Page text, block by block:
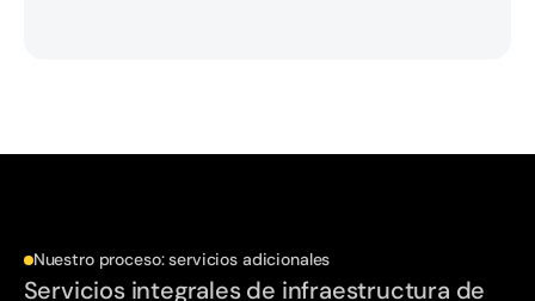
Nuestro proceso: servicios adicionales
Servicios integrales de infraestructura de